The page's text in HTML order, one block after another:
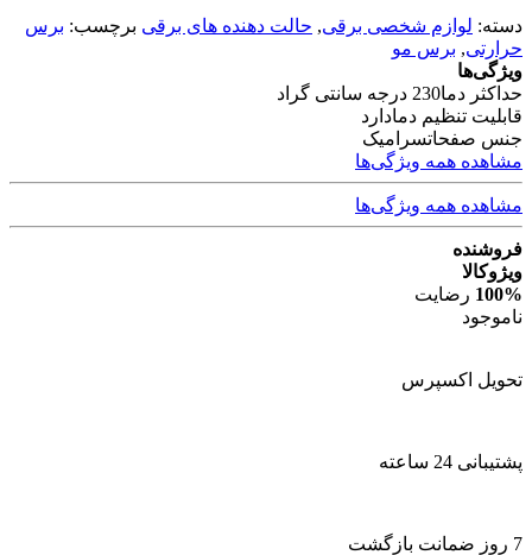
دسته: لوازم شخصی برقی, حالت دهنده های برقی برچسب: برس
حرارتی, برس مو
ویژگی‌ها
حداکثر دما230 درجه سانتی گراد
قابلیت تنظیم دمادارد
جنس صفحاتسرامیک
مشاهده همه ویژگی‌ها
مشاهده همه ویژگی‌ها
فروشنده
ویژوکالا
100% رضایت
ناموجود
تحویل اکسپرس
پشتیبانی 24 ساعته
7 روز ضمانت بازگشت